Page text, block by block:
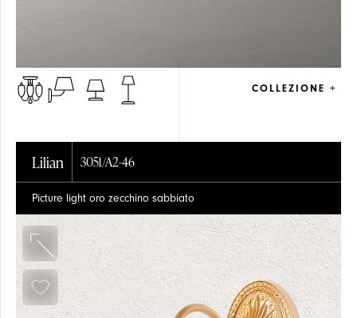
COLLEZIONE +
Lilian 3051/A2-46
Picture light oro zecchino sabbiato